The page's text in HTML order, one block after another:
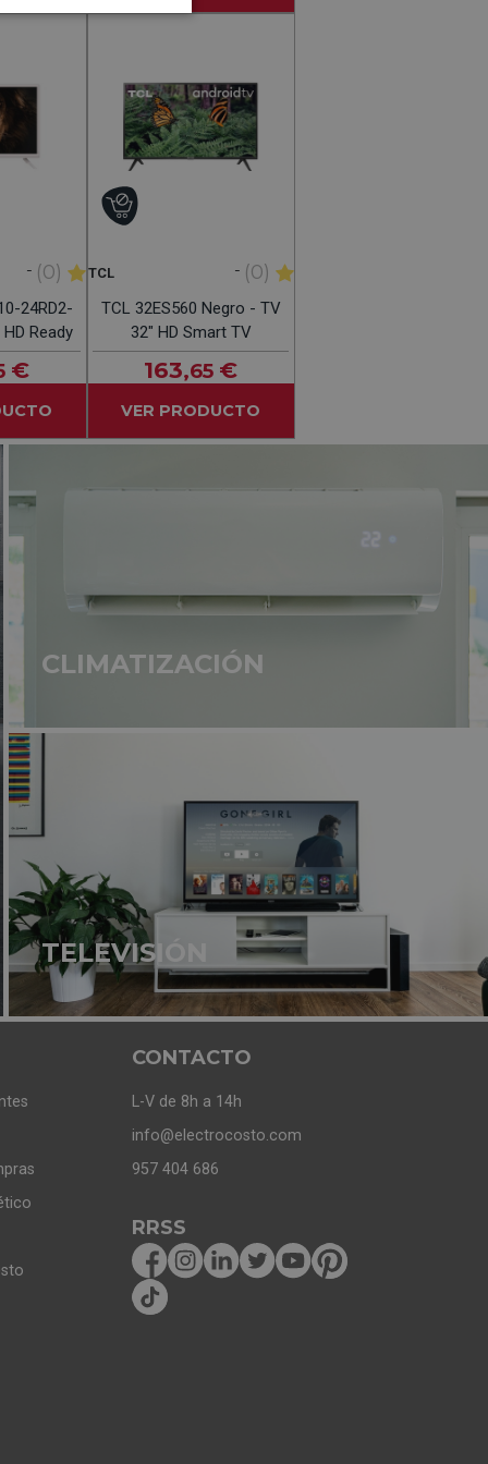
- (0)
24RD2-
Ready
€
TCL - (0)
TCL 32ES560 Negro - TV
32" HD Smart TV
163,65 €
VER PRODUCTO
CLIMATIZACIÓN
TELEVISIÓN
CONTACTO
L-V de 8h a 14h
info@electrocosto.com
957 404 686
RRSS